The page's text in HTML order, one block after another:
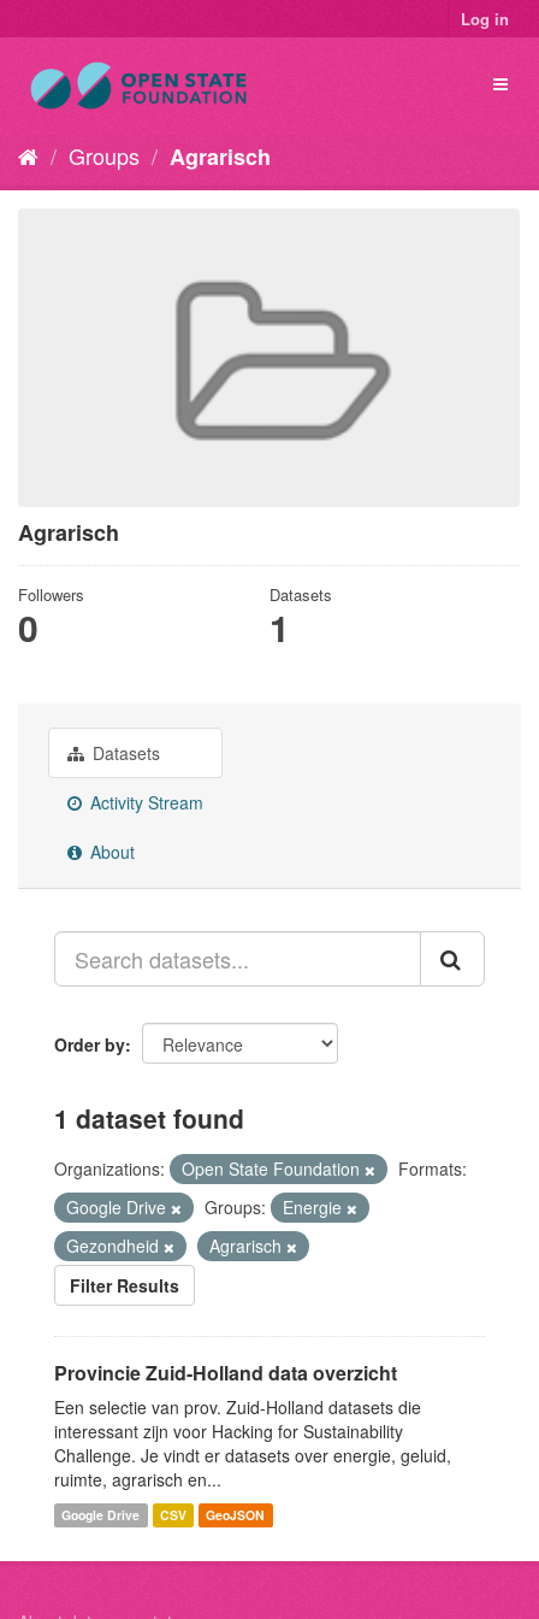
Log in
Groups Agrarisch
Agrarisch
Followers
0
Datasets
1
Datasets
Activity Stream
About
Order by
1 dataset found
Organizations: Open State Foundation
Formats:
Google Drive
Groups:
Energie
Gezondheid
Agrarisch
Filter Results
Provincie Zuid-Holland data overzicht
Een selectie van prov. Zuid-Holland datasets die
interessant zijn voor Hacking for Sustainability
Challenge. Je vindt er datasets over energie, geluid,
ruimte, agrarisch en...
Google Drive CSV GeoJSON